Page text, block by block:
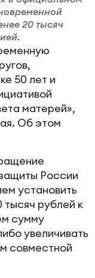
20 тысяч
50 лет и
матерей»,
Об этом
России
установить
рублей к
сумму
увеличивать
совместной